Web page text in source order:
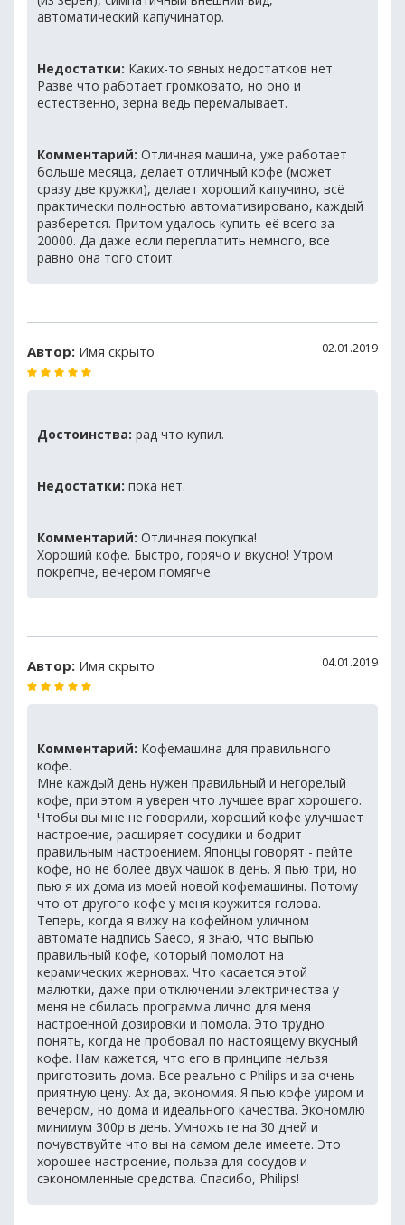
автоматический капучинатор.
Недостатки: Каких-то явных недостатков нет.
Разве что работает громковато, но оно и
естественно, зерна ведь перемалывает.
Комментарий: Отличная машина, уже работает
больше месяца, делает отличный кофе (может
сразу две кружки), делает хороший капучино, всё
практически полностью автоматизировано, каждый
разберется. Притом удалось купить её всего за
20000. Да даже если переплатить немного, все
равно она того стоит.
Автор: Имя скрыто 02.01.2019
Достоинства: рад что купил.
Недостатки: пока нет.
Комментарий: Отличная покупка!
Хороший кофе. Быстро, горячо и вкусно! Утром
покрепче, вечером помягче.
Автор: Имя скрыто 04.01.2019
Комментарий: Кофемашина для правильного
кофе.
Мне каждый день нужен правильный и негорелый
кофе, при этом я уверен что лучшее враг хорошего.
Чтобы вы мне не говорили, хороший кофе улучшает
настроение, расширяет сосудики и бодрит
правильным настроением. Японцы говорят - пейте
кофе, но не более двух чашок в день. Я пью три, но
пью я их дома из моей новой кофемашины. Потому
что от другого кофе у меня кружится голова.
Теперь, когда я вижу на кофейном уличном
автомате надпись Saeco, я знаю, что выпью
правильный кофе, который помолот на
керамических жерновах. Что касается этой
малютки, даже при отключении электричества у
меня не сбилась программа лично для меня
настроенной дозировки и помола. Это трудно
понять, когда не пробовал по настоящему вкусный
кофе. Нам кажется, что его в принципе нельзя
приготовить дома. Все реально с Philips и за очень
приятную цену. Ах да, экономия. Я пью кофе уиром и
вечером, но дома и идеального качества. Экономлю
минимум 300р в день. Умножьте на 30 дней и
почувствуйте что вы на самом деле имеете. Это
хорошее настроение, польза для сосудов и
сэкономленные средства. Спасибо, Philips!